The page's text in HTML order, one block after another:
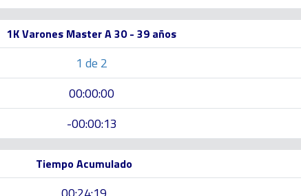
1K Varones Master A 30 - 39 años
1 de 2
00:00:00
-00:00:13
Tiempo Acumulado